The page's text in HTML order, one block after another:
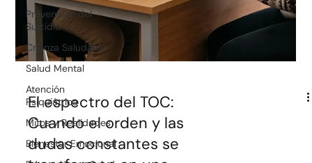
Prevención del
Suicidio
Crianza Saludable
Salud Mental
Atención
Psiquiátrica
Mitos y Realidades
Bienestar Emocional
El espectro del TOC:
Cuando el orden y las